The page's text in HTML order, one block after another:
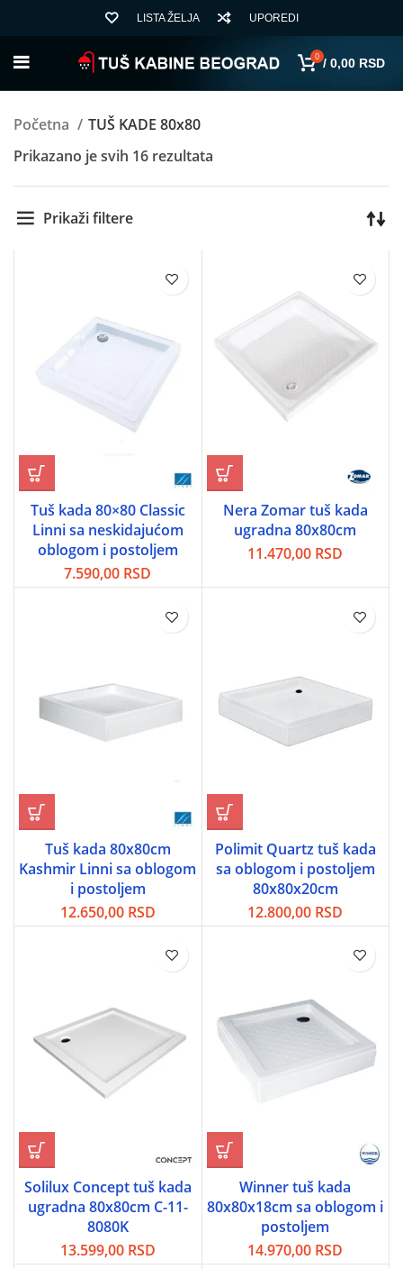
LISTA ŽELJA UPOREDI
0 / 0,00 RSD
Početna
TUŠ KADE 80x80
Prikazano je svih 16 rezultata
Prikaži filtere
Tuš kada 80×80 Classic
Linni sa neskidajućom
oblogom i postoljem
7.590,00 RSD
Nera Zomar tuš kada
ugradna 80x80cm
11.470,00 RSD
Tuš kada 80x80cm
Kashmir Linni sa oblogom
i postoljem
12.650,00 RSD
Polimit Quartz tuš kada
sa oblogom i postoljem
80x80x20cm
12.800,00 RSD
Solilux Concept tuš kada
ugradna 80x80cm C-11-
8080K
13.599,00 RSD
Winner tuš kada
80x80x18cm sa oblogom i
postoljem
14.970,00 RSD